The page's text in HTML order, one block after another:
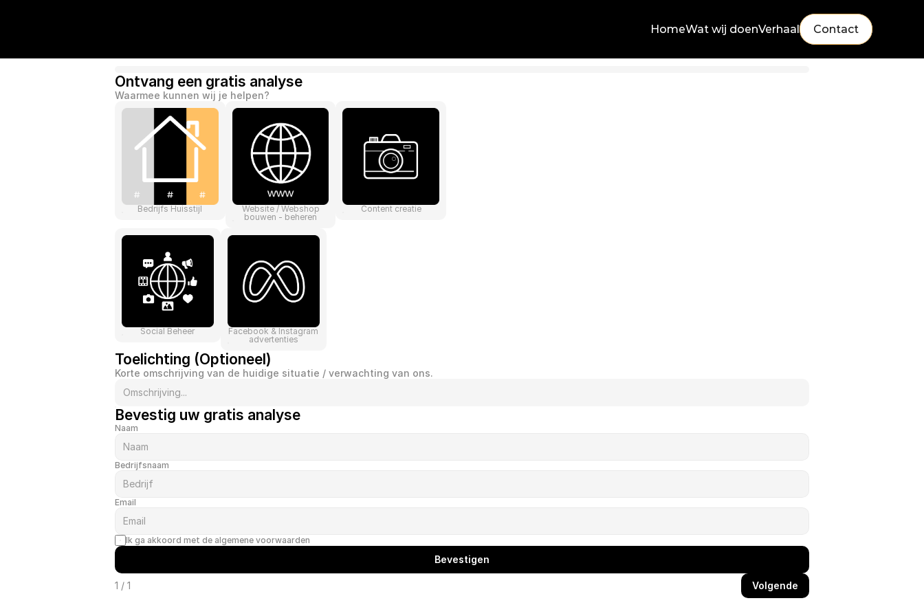
HomeWat wij doenVerhaal Contact
Ontvang een gratis analyse
Waarmee kunnen wij je helpen?
Bedrijfs Huisstijl
Website / Webshop
bouwen - beheren
Content creatie
Social Beheer
Facebook & Instagram
advertenties
Toelichting (Optioneel)
Korte omschrijving van de huidige situatie / verwachting van ons.
Bevestig uw gratis analyse
Naam
Bedrijfsnaam
Email
Ik ga akkoord met de algemene voorwaarden
Bevestigen
1 / 1 Volgende